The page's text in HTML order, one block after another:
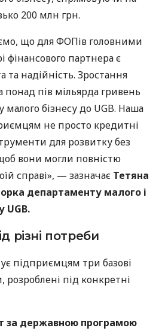
200 млн грн.
що для ФОПів головними
фінансового партнера є
та надійність. Зростання
пів мільярда гривень
малого бізнесу до UGB. Наша
не просто кредитні
для розвитку без
вони могли повністю
справі», — зазначає Тетяна
департаменту малого і
UGB.
різні потреби
підприємцям три базові
розроблені під конкретні
за державною програмою